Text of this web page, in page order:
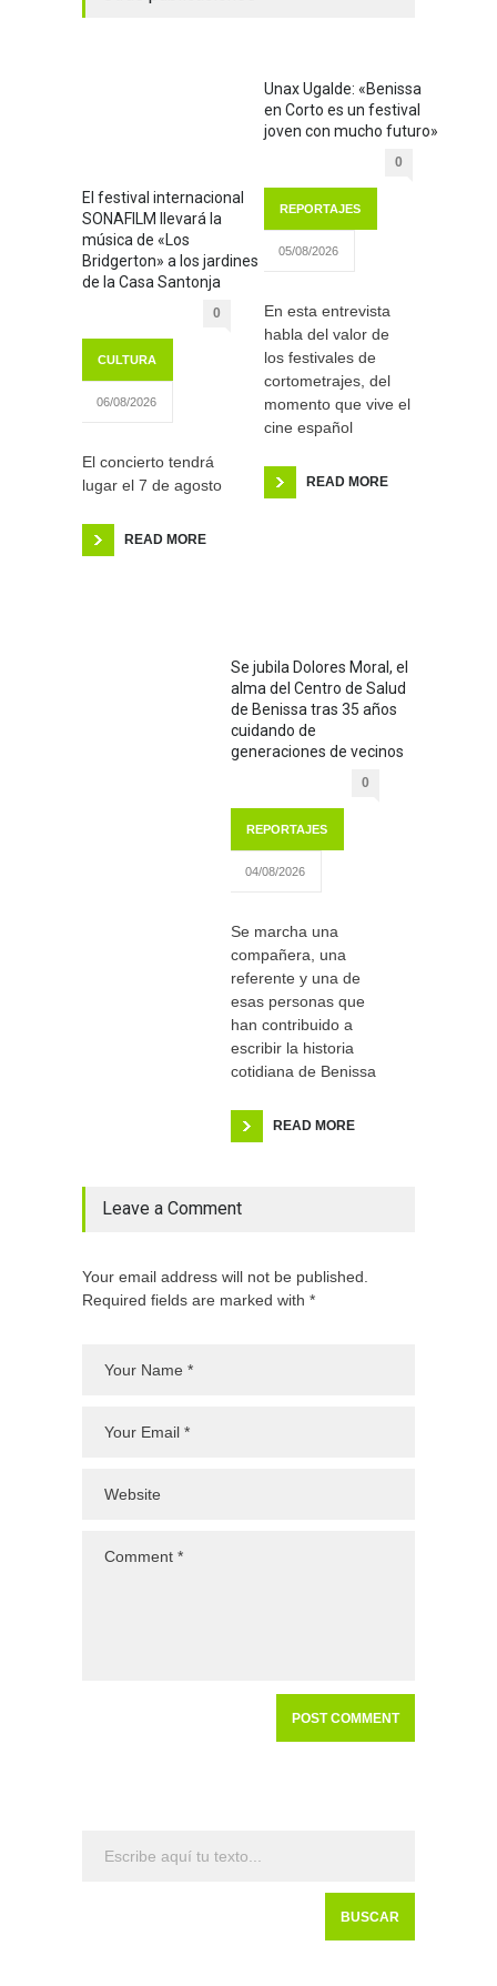
El festival internacional
SONAFILM llevará la
música de «Los
Bridgerton» a los jardines
de la Casa Santonja
0
CULTURA
06/08/2026
El concierto tendrá
lugar el 7 de agosto
READ MORE
Unax Ugalde: «Benissa
en Corto es un festival
joven con mucho futuro»
0
REPORTAJES
05/08/2026
En esta entrevista
habla del valor de
los festivales de
cortometrajes, del
momento que vive el
cine español
READ MORE
Se jubila Dolores Moral, el
alma del Centro de Salud
de Benissa tras 35 años
cuidando de
generaciones de vecinos
0
REPORTAJES
04/08/2026
Se marcha una
compañera, una
referente y una de
esas personas que
han contribuido a
escribir la historia
cotidiana de Benissa
READ MORE
Leave a Comment
Your email address will not be published.
Required fields are marked with *